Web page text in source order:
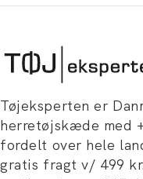
Tøjeksperten er
herretøjskæde med
fordelt over hele
gratis fragt v/ 499